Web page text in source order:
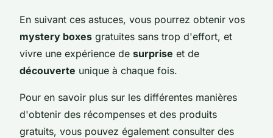
En suivant ces astuces, vous pourrez obtenir vos
mystery boxes gratuites sans trop d'effort, et
vivre une expérience de surprise et de
découverte unique à chaque fois.
Pour en savoir plus sur les différentes manières
d'obtenir des récompenses et des produits
gratuits, vous pouvez également consulter des